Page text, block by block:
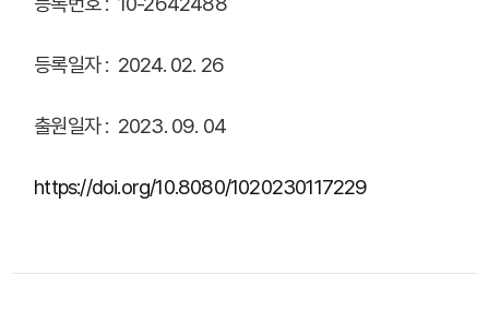
등록일자 : 2024. 02. 26
출원일자 : 2023. 09. 04
https://doi.org/10.8080/1020230117229